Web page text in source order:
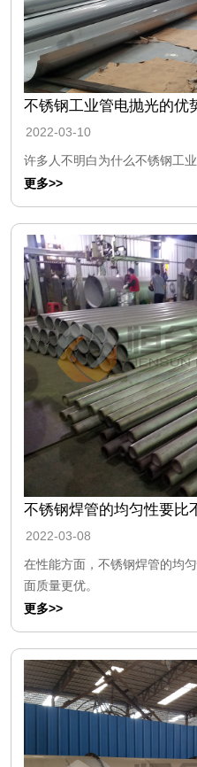
不锈钢工业管电抛光的优
2022-03-10
许多人不明白为什么不锈钢工业
更多>>
不锈钢焊管的均匀性要比
2022-03-08
在性能方面，不锈钢焊管的均
面质量更优。
更多>>